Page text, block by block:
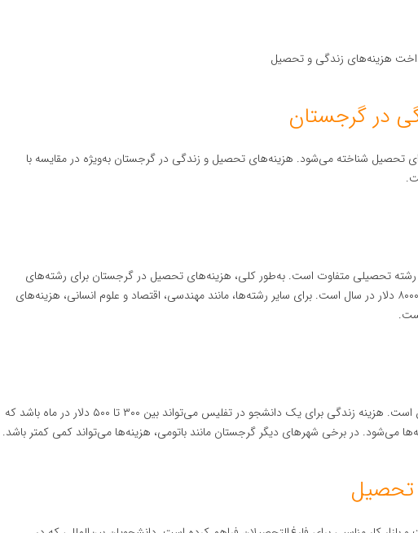
هزینه‌های زندگی و تحصیل
در گرجستان
تحصیل شناخته می‌شود. هزینه‌های تحصیل و زندگی در گرجستان به‌ویژه در مقایسه با
رشته تحصیلی متفاوت است. به‌طور کلی، هزینه‌های تحصیل در گرجستان برای رشته‌های
پزشکی، دندان‌پزشکی و داروسازی بین ۴۰۰۰ تا ۸۰۰۰ دلار در سال است. برای سایر رشته‌ها، مانند مهندسی، اقتصاد و علوم انسانی، هزینه‌های
هزینه زندگی در گرجستان نیز به‌طور کلی پایین است. هزینه زندگی برای یک دانشجو در تفلیس می‌تواند بین ۳۰۰ تا ۵۰۰ دلار در ماه باشد که
می‌شود. در برخی شهرهای دیگر گرجستان مانند باتومی، هزینه‌ها می‌تواند کمی کمتر باشد.